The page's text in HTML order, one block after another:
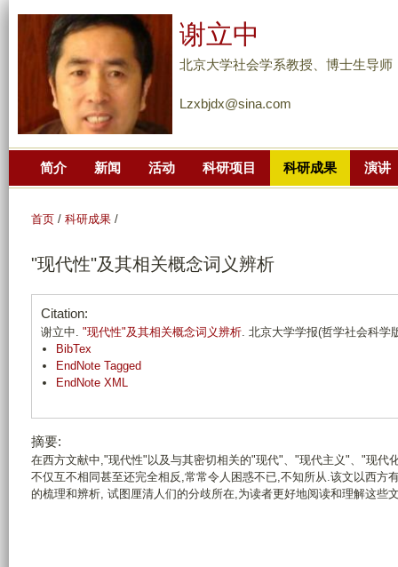
到
主
要
谢立中
北京大学社会学系教授、博士生导师
Lzxbjdx@sina.com
简介 新闻 活动 科研项目 科研成果 演讲
首页 / 科研成果 /
"现代性"及其相关概念词义辨析
Citation:
谢立中. "现代性"及其相关概念词义辨析. 北京大学学报(哲学社会科学
BibTex
EndNote Tagged
EndNote XML
摘要:
在西方文献中,"现代性"以及与其密切相关的"现代"、"现代主义"、"现代
不仅互不相同甚至还完全相反,常常令人困惑不已,不知所从.该文以西方
的梳理和辨析, 试图厘清人们的分歧所在,为读者更好地阅读和理解这些